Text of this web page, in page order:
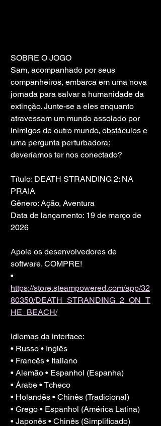
SOBRE O JOGO
Sam, acompanhado por seus
companheiros, embarca em uma nova
jornada para salvar a humanidade da
extinção. Junte-se a eles enquanto
atravessam um mundo assolado por
inimigos de outro mundo, obstáculos e
uma pergunta perturbadora:
deveríamos ter nos conectado?
Título: DEATH STRANDING 2: NA
PRAIA
Gênero: Ação, Aventura
Data de lançamento: 19 de março de
2026
Apoie os desenvolvedores de
software. COMPRE!
•
https://store.steampowered.com/app/32
80350/DEATH_STRANDING_2_ON_T
HE_BEACH/
Idiomas da interface:
• Russo • Inglês
• Francês • Italiano
• Alemão • Espanhol (Espanha)
• Árabe • Tcheco
• Holandês • Chinês (Tradicional)
• Grego • Espanhol (América Latina)
• Japonês • Chinês (Simplificado)